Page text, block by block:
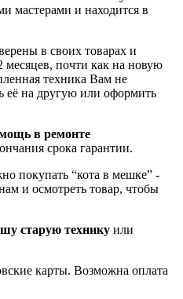
мастерами и находится в
в своих товарах и
месяцев, почти как на новую
техника Вам не
её на другую или оформить
в ремонте
срока гарантии.
покупать “кота в мешке” -
и осмотреть товар, чтобы
старую технику или
карты. Возможна оплата